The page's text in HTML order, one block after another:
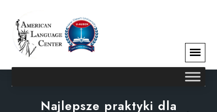
Najlepsze praktyki dla